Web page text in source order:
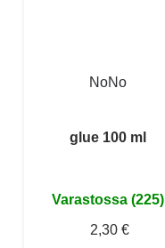
NoNo
glue 100 ml
Varastossa (225)
2,30 €